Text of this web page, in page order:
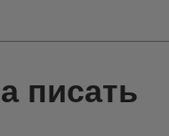
писать